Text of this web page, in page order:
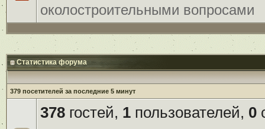
околостроительными вопросами
Статистика форума
379 посетителей за последние 5 минут
378гостей, 1пользователей, 0